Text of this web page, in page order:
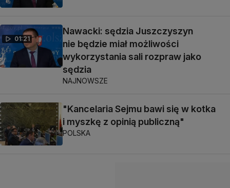
01:21
Nawacki: sędzia Juszczyszyn
nie będzie miał możliwości
wykorzystania sali rozpraw jako
sędzia
NAJNOWSZE
"Kancelaria Sejmu bawi się w kotka
i myszkę z opinią publiczną"
POLSKA